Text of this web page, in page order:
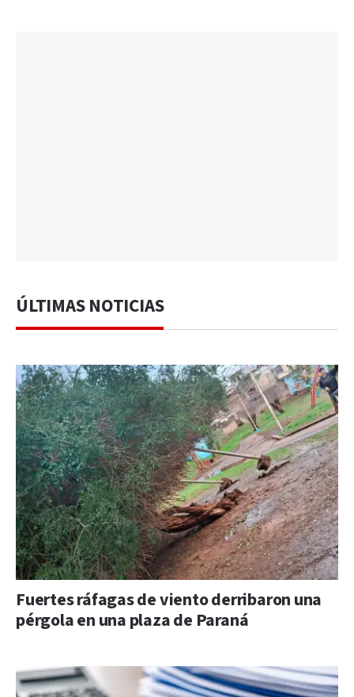
ÚLTIMAS NOTICIAS
Fuertes ráfagas de viento derribaron una
pérgola en una plaza de Paraná